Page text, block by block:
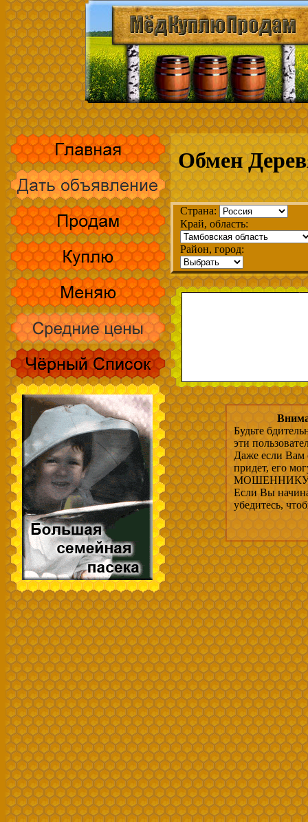
Обмен
Страна:
Край, область:
Район, город:
Будьте
эти
Даже если Вам
придет, его
МОШЕННИКУ,
Если Вы
убедитесь,